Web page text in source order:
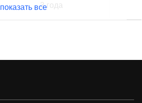
3 года
показать все